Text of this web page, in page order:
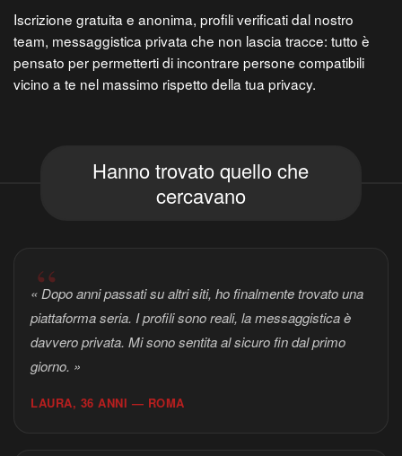
Iscrizione gratuita e anonima, profili verificati dal nostro
team, messaggistica privata che non lascia tracce: tutto è
pensato per permetterti di incontrare persone compatibili
vicino a te nel massimo rispetto della tua privacy.
Hanno trovato quello che
cercavano
« Dopo anni passati su altri siti, ho finalmente trovato una
piattaforma seria. I profili sono reali, la messaggistica è
davvero privata. Mi sono sentita al sicuro fin dal primo
giorno. »
LAURA, 36 ANNI — ROMA